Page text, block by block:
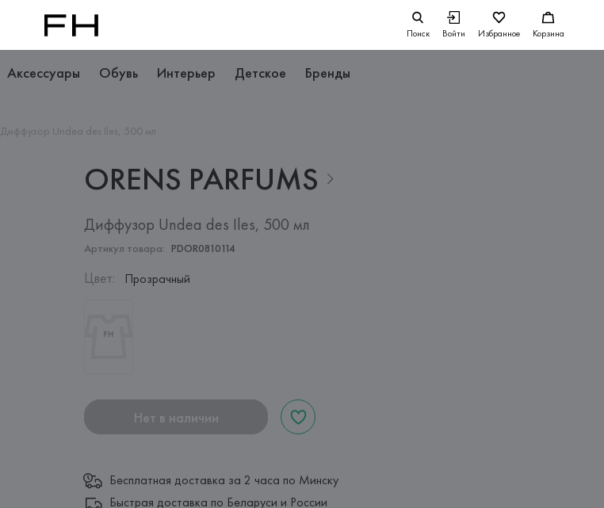
Поиск Войти Избранное Корзина
Аксессуары Обувь Интерьер Детское Бренды
Диффузор Undea des Iles, 500 мл
ORENS PARFUMS
Диффузор Undea des Iles, 500 мл
Артикул товара: PDOR0810114
Цвет: Прозрачный
Нет в наличии
Бесплатная доставка за 2 часа по Минску
Быстрая доставка по Беларуси и России